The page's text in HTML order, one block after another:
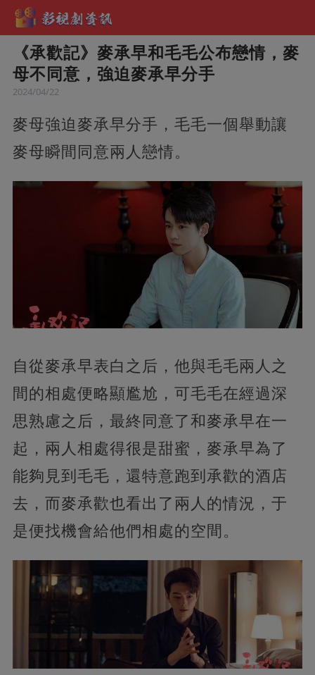
《承歡記》麥承早和毛毛公布戀情，麥
母不同意，強迫麥承早分手
2024/04/22
麥母強迫麥承早分手，毛毛一個舉動讓
麥母瞬間同意兩人戀情。
自從麥承早表白之后，他與毛毛兩人之
間的相處便略顯尷尬，可毛毛在經過深
思熟慮之后，最終同意了和麥承早在一
起，兩人相處得很是甜蜜，麥承早為了
能夠見到毛毛，還特意跑到承歡的酒店
去，而麥承歡也看出了兩人的情況，于
是便找機會給他們相處的空間。